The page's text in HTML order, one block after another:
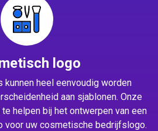
logo
kunnen heel eenvoudig worden
aan sjablonen. Onze
helpen bij het ontwerpen van een
voor uw cosmetische bedrijfslogo.